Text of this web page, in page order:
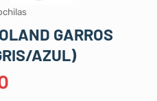
GARROS
AZUL)
El